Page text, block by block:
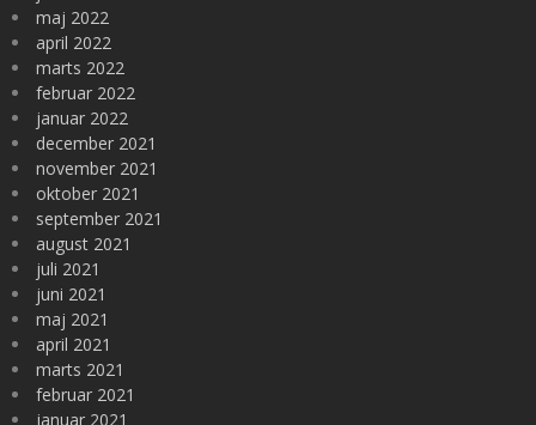
maj 2022
april 2022
marts 2022
februar 2022
januar 2022
december 2021
november 2021
oktober 2021
september 2021
august 2021
juli 2021
juni 2021
maj 2021
april 2021
marts 2021
februar 2021
januar 2021